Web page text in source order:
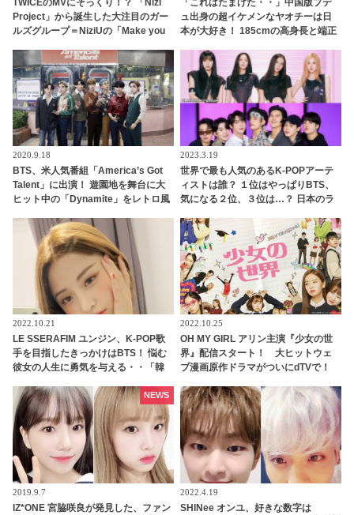
Project」から誕生した大注目のガー
ルズグループ＝NiziUの「Make you
とさせるシーンが満載[動画あり]
ュ出身の超イケメンなヤオチーは日
本が大好き！ 185cmの高身長と端正
2020.9.18
BTS、米人気番組「America’s Got
Talent」に出演！ 遊園地を舞台に大
ヒット中の「Dynamite」をレトロ風
2023.3.19
世界で最も人気のあるK-POPアーテ
ィストは誰？ １位はやっぱりBTS、
気になる２位、３位は…？ 日本のラ
ンクイン！ 各国の個性あふれるデー
タに注目殺到
2022.10.21
LE SSERAFIM ユンジン、K-POP歌
手を目指したきっかけはBTS！ 悩む
彼女の人生に勇気を与える・・「韓
った」感動的なエピソードを明かす
2022.10.25
OH MY GIRL アリン主演『少女の世
界』配信スタート！ 大ヒットウェ
ブ漫画原作ドラマがついにdTVで！
ドラマを見逃すな
2019.9.7
IZ*ONE 宮脇咲良が発見した、ファン
NEWS
2022.4.19
SHINee オンユ、好きな数字は